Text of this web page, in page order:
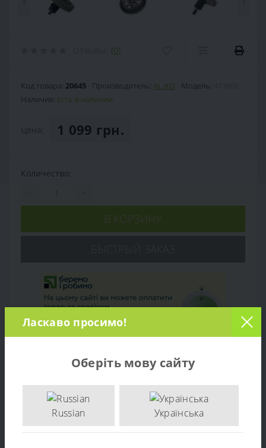
(0)
Код товара: 20645 Производитель: AL-KO Модель:
Наличие: Есть в наличии
1 099 грн.
Количество:
В КОРЗИНУ
Обзор товара
Отзывов (0)
Ласкаво просимо!
Оберіть мову сайту
Russian Українська